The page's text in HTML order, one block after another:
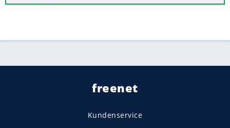
freenet
Kundenservice